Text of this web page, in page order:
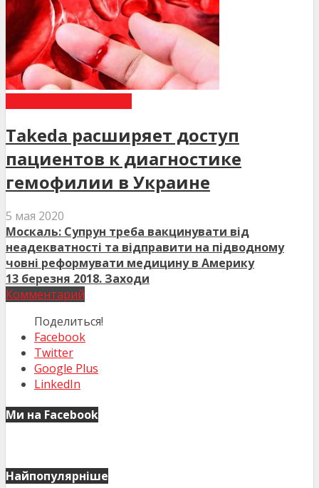
Takeda расширяет доступ
пациентов к диагностике
гемофилии в Украине
5 мая 2020
Москаль: Супрун треба вакцинувати від
неадекватності та відправити на підводному
човні реформувати медицину в Америку
13 березня 2018. Заходи
Комментарий
Поделиться!
Facebook
Twitter
Google Plus
LinkedIn
Ми на Facebook
Найпопулярніше